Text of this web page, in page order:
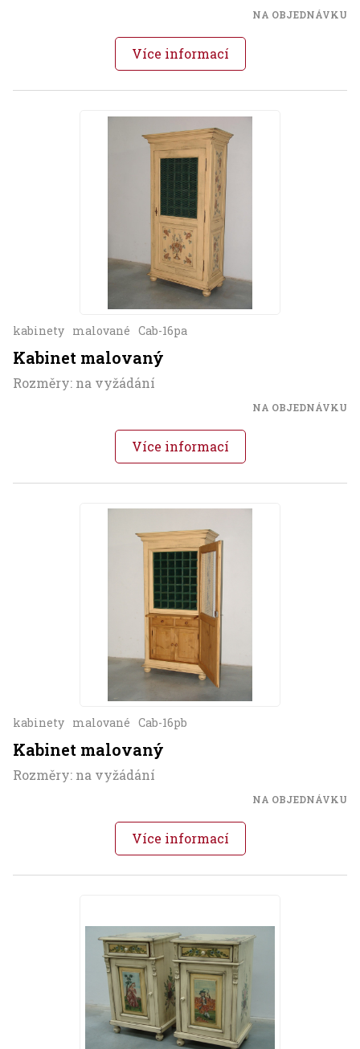
NA OBJEDNÁVKU
Více informací
kabinety malované Cab-16pa
Kabinet malovaný
Rozměry: na vyžádání
NA OBJEDNÁVKU
Více informací
kabinety malované Cab-16pb
Kabinet malovaný
Rozměry: na vyžádání
NA OBJEDNÁVKU
Více informací